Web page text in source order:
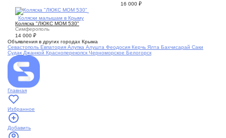
16 000 ₽
Коляски малышам в Крыму
Коляска "ЛЮКС МОМ 530"
Симферополь
14 000 ₽
Объявления в других городах Крыма
Севастополь Евпатория Алупка Алушта Феодосия Керчь Ялта Бахчисарай Саки
Судак Джанкой Красноперекопск Черноморское Белогорск
Главная
Избранное
Добавить